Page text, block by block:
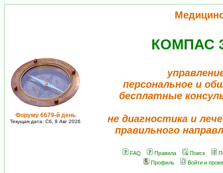
Форуму 6679-й день
Текущая дата: Сб, 8 Авг 2026
КОМПАС
персональное и
бесплатные
не диагностика и
правильного
FAQ Правила Поиск
Профиль
Войти и